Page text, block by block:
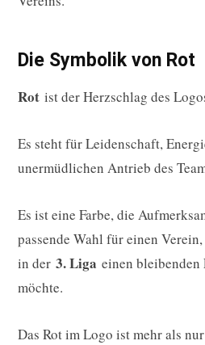
Die Symbolik von Rot
Rot ist der Herzschlag des
Es steht für Leidenschaft,
unermüdlichen Antrieb des
Es ist eine Farbe, die
passende Wahl für einen
in der 3. Liga einen
möchte.
Das Rot im Logo ist mehr als